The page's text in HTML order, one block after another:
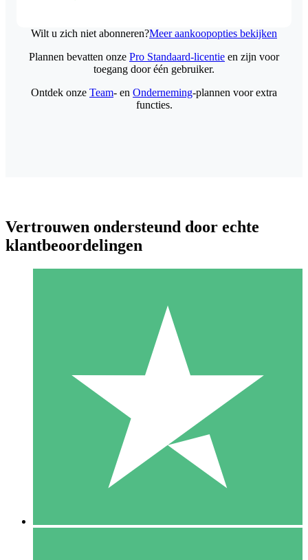
Wilt u zich niet abonneren?Meer aankoopopties bekijken
Individuele Creditpakketten
Betaal per gebruik met downloadtegoeden. Geen maandelijkse
1000
Plannen bevatten onze Pro Standaard-licentie en zijn voor
toegang door één gebruiker.
Ontdek onze Team- en Onderneming-plannen voor extra
functies.
Vertrouwen ondersteund door echte
klantbeoordelingen